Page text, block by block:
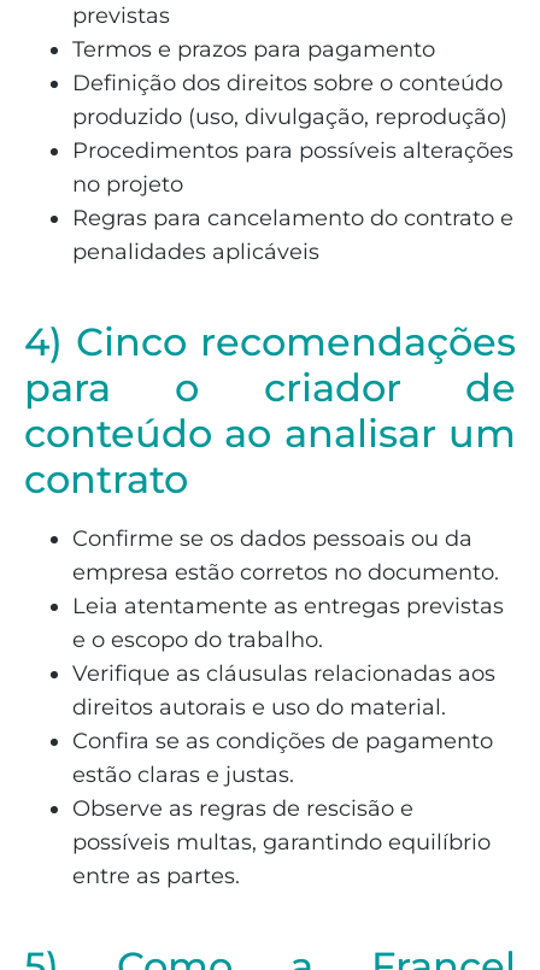
previstas
Termos e prazos para pagamento
Definição dos direitos sobre o conteúdo
produzido (uso, divulgação, reprodução)
Procedimentos para possíveis alterações
no projeto
Regras para cancelamento do contrato e
penalidades aplicáveis
4) Cinco recomendações
para o criador de
conteúdo ao analisar um
contrato
Confirme se os dados pessoais ou da
empresa estão corretos no documento.
Leia atentamente as entregas previstas
e o escopo do trabalho.
Verifique as cláusulas relacionadas aos
direitos autorais e uso do material.
Confira se as condições de pagamento
estão claras e justas.
Observe as regras de rescisão e
possíveis multas, garantindo equilíbrio
entre as partes.